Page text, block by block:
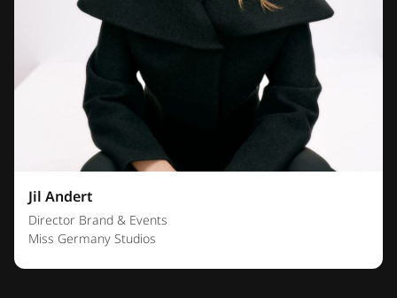
Jil Andert
Director Brand & Events
Miss Germany Studios